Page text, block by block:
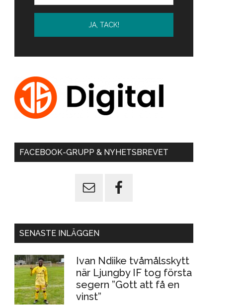
FACEBOOK-GRUPP & NYHETSBREVET
SENASTE INLÄGGEN
Ivan Ndiike tvåmålsskytt
när Ljungby IF tog första
segern ”Gott att få en
vinst”